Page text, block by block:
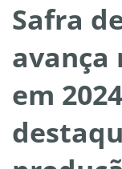
Safra
avança
em